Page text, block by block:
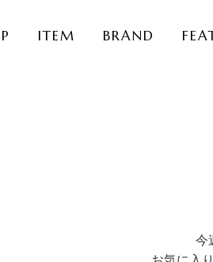
ITEM BRAND
今